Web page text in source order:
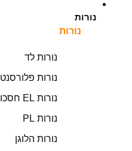
נורות
נורות
נורות לד
נורות פלורסנט
נורות EL חסכוניות
נורות PL
נורות הלוגן